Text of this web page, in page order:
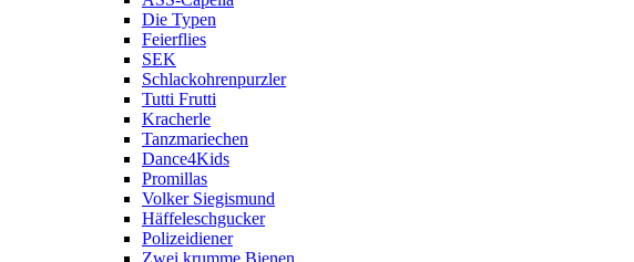
Die Typen
Feierflies
SEK
Schlackohrenpurzler
Tutti Frutti
Kracherle
Tanzmariechen
Dance4Kids
Promillas
Volker Siegismund
Häffeleschgucker
Polizeidiener
Zwei krumme Bienen